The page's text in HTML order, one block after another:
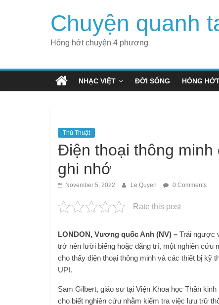
Chuyện quanh
Hóng hớt chuyện 4 phương
NHẠC VIỆT ĐỜI SỐNG HÓNG
Thủ Thuật
Điện thoại thông minh
ghi nhớ
November 5, 2022 Le Quyen 0 Comments
Rate this post
LONDON, Vương quốc Anh (NV) – Trái ngược
trở nên lười biếng hoặc đãng trí, một nghiên
cho thấy điện thoại thông minh và các thiết bị kỹ
UPI.
Sam Gilbert, giáo sư tại Viện Khoa học Thần
cho biết nghiên cứu nhằm kiểm tra việc lưu trữ